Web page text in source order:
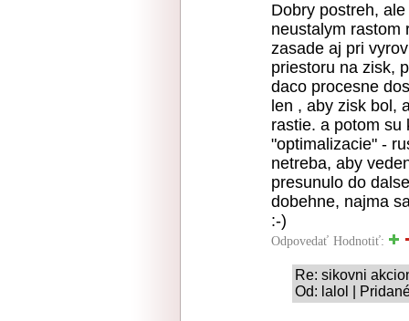
Dobry postreh,
neustalym rastom
zasade aj pri
priestoru na zisk,
daco procesne
len , aby zisk bol,
rastie. a potom su
"optimalizacie" -
netreba, aby
presunulo do
dobehne, najma
:-)
Odpovedať Hodnotiť:
Re: sikovni
Od: lalol |